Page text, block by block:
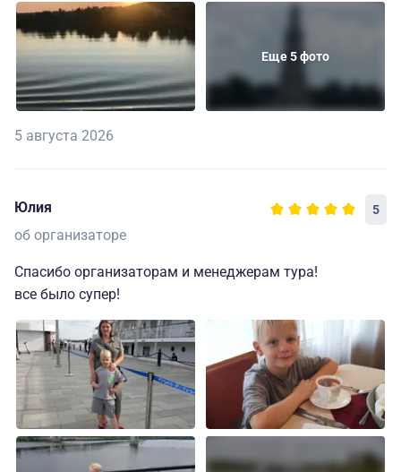
Еще 5 фото
5 августа 2026
Юлия 5
об организаторе
Спасибо организаторам и менеджерам тура!
все было супер!